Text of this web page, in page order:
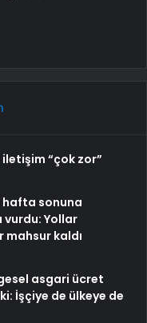
“çok zor”
hafta sonuna
Yollar
mahsur kaldı
asgari ücret
İşçiye de ülkeye de